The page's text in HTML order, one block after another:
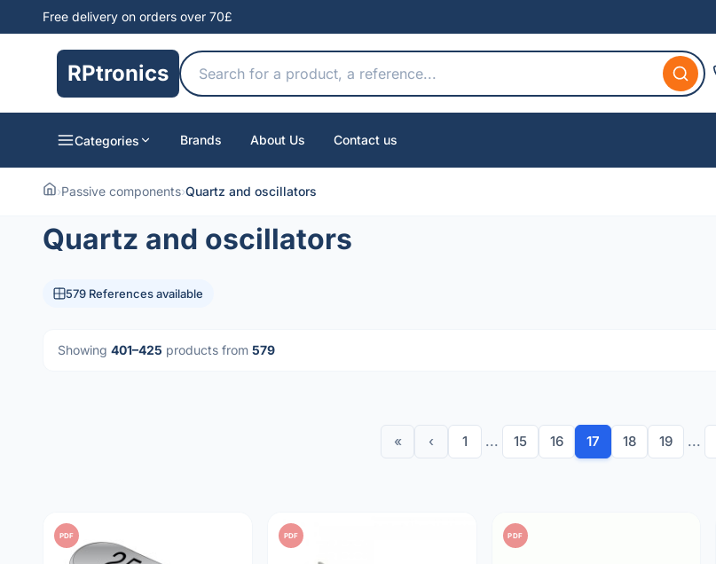
Free delivery on orders over 70£
RPtronics
Categories Brands About Us Contact us
›Passive components›Quartz and oscillators
Quartz and oscillators
579 References available
Showing 401–425 products from 579
« ‹ 1 ... 15 16 17 18 19 ...
PDF PDF PDF